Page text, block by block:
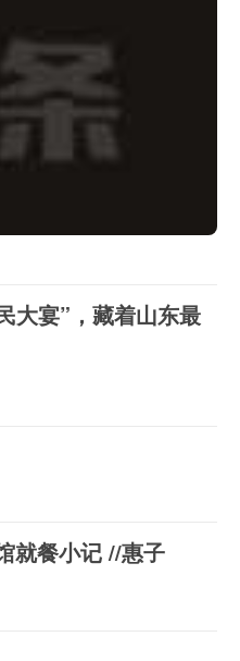
大宴”，藏着山东最
就餐小记 //惠子